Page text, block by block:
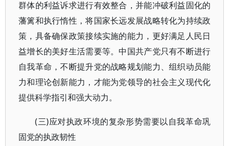
群体的利益诉求进行有效整合，并能冲破利益固化的
藩篱和执行惰性，将国家长远发展战略转化为持续政
策，具备确保政策接续实施的能力，更好满足人民日
益增长的美好生活需要等。中国共产党只有不断进行
自我革命，不断提升党的战略规划能力、组织动员能
力和理论创新能力，才能为党领导的社会主义现代化
提供科学指引和强大动力。
(三)应对执政环境的复杂形势需要以自我革命巩
固党的执政韧性